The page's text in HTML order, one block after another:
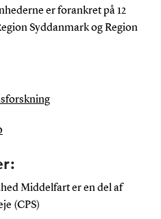
er forankret på 12
Syddanmark og Region
Middelfart er en del af
(CPS)